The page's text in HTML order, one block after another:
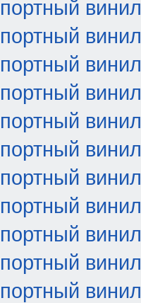
винил
винил
винил
винил
винил
винил
винил
винил
винил
винил
винил